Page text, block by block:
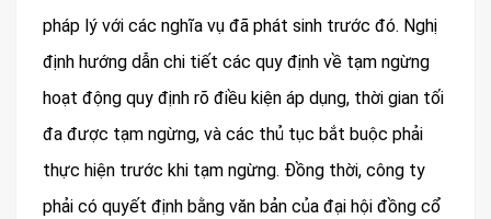
pháp lý với các nghĩa vụ đã phát sinh trước đó. Nghị
định hướng dẫn chi tiết các quy định về tạm ngừng
hoạt động quy định rõ điều kiện áp dụng, thời gian tối
đa được tạm ngừng, và các thủ tục bắt buộc phải
thực hiện trước khi tạm ngừng. Đồng thời, công ty
phải có quyết định bằng văn bản của đại hội đồng cổ